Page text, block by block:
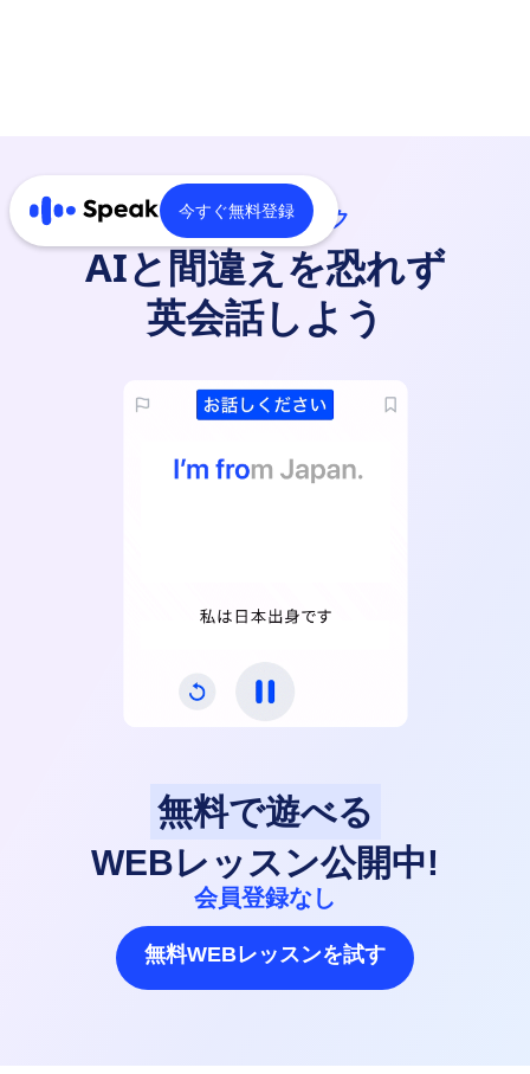
今すぐ無料登録
AI英会話スピーク
AIと間違えを恐れず
英会話しよう
無料で遊べる
WEBレッスン公開中!
会員登録なし
無料WEBレッスンを試す